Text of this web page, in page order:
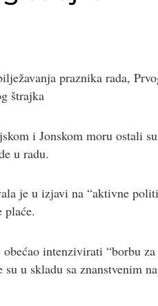
praznika rada,
štrajka
i Jonskom moru ostali
u radu.
je u izjavi na “aktivne
intenzivirati “borbu za
u skladu sa znanstvenim